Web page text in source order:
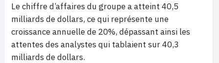
Le chiffre d’affaires du groupe a atteint 40,5
milliards de dollars, ce qui représente une
croissance annuelle de 20%, dépassant ainsi les
attentes des analystes qui tablaient sur 40,3
milliards de dollars.